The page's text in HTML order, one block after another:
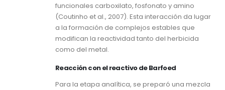
funcionales carboxilato, fosfonato y amino
(Coutinho et al., 2007). Esta interacción da lugar
a la formación de complejos estables que
modifican la reactividad tanto del herbicida
como del metal.
Reacción con el reactivo de Barfoed
Para la etapa analítica, se preparó una mezcla